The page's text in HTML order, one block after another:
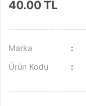
40.00TL
Marka
Ürün Kodu